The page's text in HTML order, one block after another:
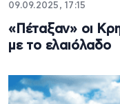
09.09.2025, 17:15
«Πέταξαν» οι
με το ελαιόλαδο